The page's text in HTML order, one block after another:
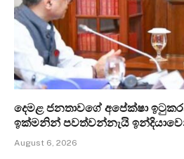
දෙමළ ජනතාවගේ අපේක්ෂා
ඉක්මනින් පවත්වන්නැයි
August 6, 2026